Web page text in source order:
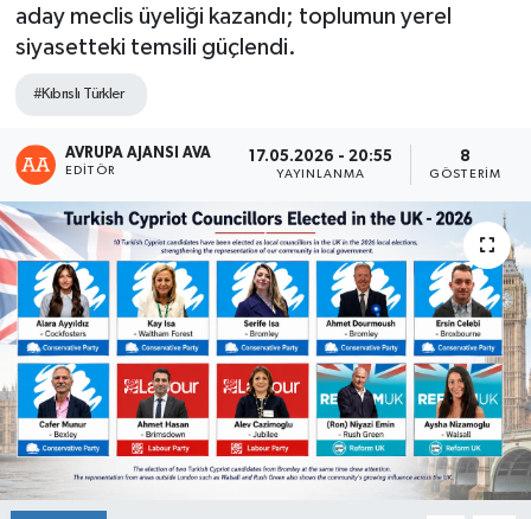
aday meclis üyeliği kazandı; toplumun yerel
siyasetteki temsili güçlendi.
#Kıbrıslı Türkler
AVRUPA AJANSI AVA
EDITÖR
17.05.2026 - 20:55
YAYINLANMA
8
GÖSTERIM
Haber Arşivi